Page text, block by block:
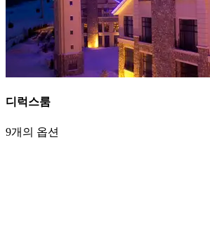
디럭스룸
9개의 옵션